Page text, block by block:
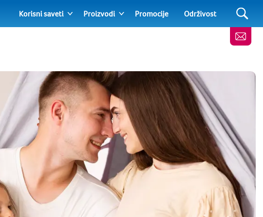
Korisni saveti Proizvodi Promocije Održivost